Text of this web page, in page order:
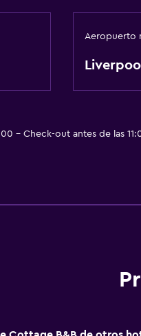
Aeropuerto
- Check-out antes de las